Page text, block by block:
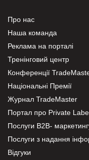
Про нас
Наша команда
Реклама на порталі
Тренінговий центр
Конференції
Національні Премії
Журнал TradeMaster
Портал про Private
Послуги В2В-
Послуги з надання
Відгуки